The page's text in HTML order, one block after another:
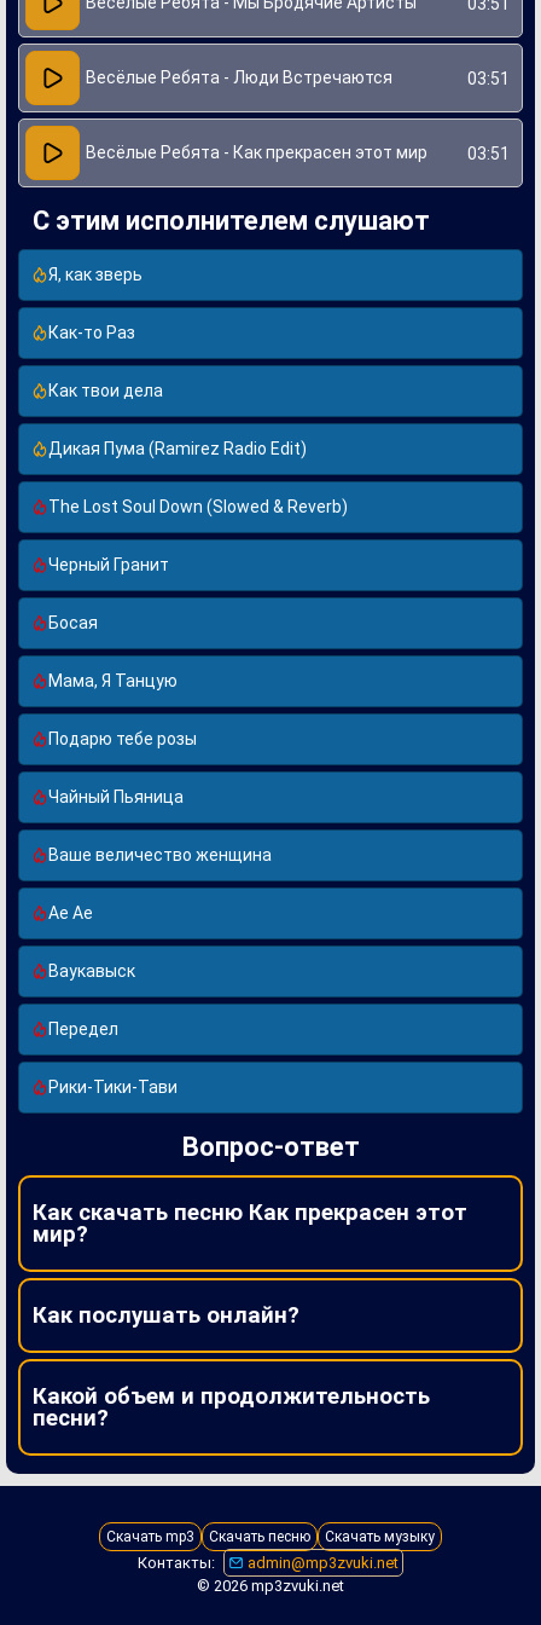
Весёлые Ребята - Люди Встречаются 03:51
Весёлые Ребята - Как прекрасен этот мир 03:51
С этим исполнителем слушают
Я, как зверь
Как-то Раз
Как твои дела
Дикая Пума (Ramirez Radio Edit)
The Lost Soul Down (Slowed & Reverb)
Черный Гранит
Босая
Мама, Я Танцую
Подарю тебе розы
Чайный Пьяница
Ваше величество женщина
Ае Ае
Ваукавыск
Передел
Рики-Тики-Тави
Вопрос-ответ
Как скачать песню Как прекрасен этот
мир?
Как послушать онлайн?
Какой объем и продолжительность
песни?
Скачать mp3 Скачать песню Скачать музыку
Контакты:
admin@mp3zvuki.net
© 2026 mp3zvuki.net